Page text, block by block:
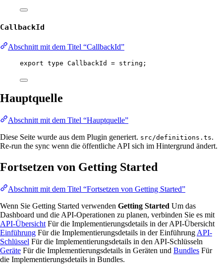
CallbackId
Abschnitt mit dem Titel “CallbackId”
export type CallbackId = string ;
Hauptquelle
Abschnitt mit dem Titel “Hauptquelle”
Diese Seite wurde aus dem Plugin generiert. src/definitions.ts.
Re-run the sync wenn die öffentliche API sich im Hintergrund ändert.
Fortsetzen von Getting Started
Abschnitt mit dem Titel “Fortsetzen von Getting Started”
Wenn Sie Getting Started verwenden Getting Started Um das
Dashboard und die API-Operationen zu planen, verbinden Sie es mit
API-Übersicht Für die Implementierungsdetails in der API-Übersicht
Einführung Für die Implementierungsdetails in der Einführung API-
Schlüssel Für die Implementierungsdetails in den API-Schlüsseln
Geräte Für die Implementierungsdetails in Geräten und Bundles Für
die Implementierungsdetails in Bundles.